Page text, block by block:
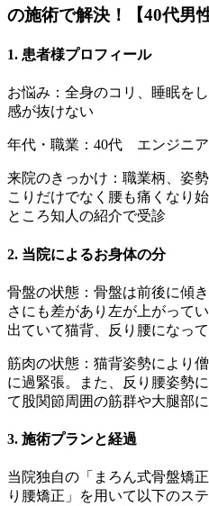
の施術で解決！【40代男
1. 患者様プロフィール
お悩み：全身のコリ、睡眠を
感が抜けない
年代・職業：40代 エンジニア
来院のきっかけ：職業柄、姿
こりだけでなく腰も痛くなり
ところ知人の紹介で受診
2. 当院によるお身体の分
骨盤の状態：骨盤は前後に傾
さにも差があり左が上がって
出ていて猫背、反り腰になっ
筋肉の状態：猫背姿勢により
に過緊張。また、反り腰姿勢
て股関節周囲の筋群や大腿部
3. 施術プランと経過
当院独自の「まろん式骨盤矯
り腰矯正」を用いて以下のス